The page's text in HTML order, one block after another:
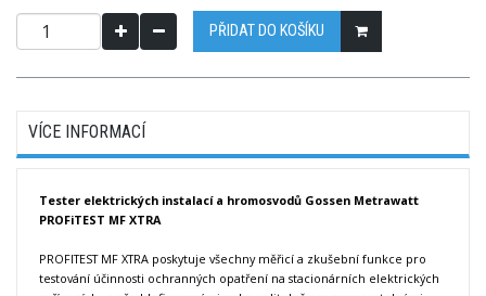
PŘIDAT DO KOŠÍKU
VÍCE INFORMACÍ
Tester elektrických instalací a hromosvodů Gossen Metrawatt
PROFiTEST MF XTRA
PROFITEST MF XTRA poskytuje všechny měřicí a zkušební funkce pro
testování účinnosti ochranných opatření na stacionárních elektrických